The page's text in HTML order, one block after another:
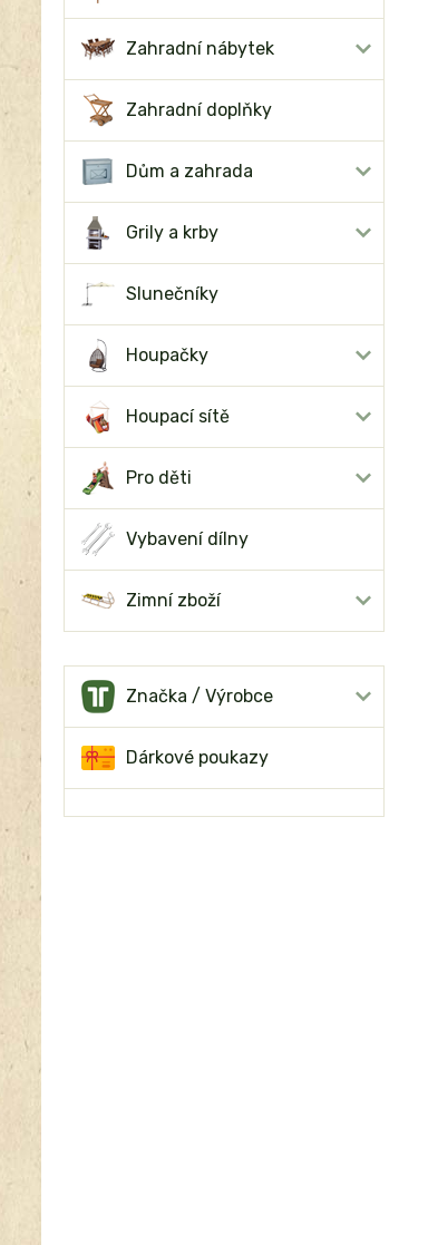
Zahradní nábytek
Zahradní doplňky
Dům a zahrada
Grily a krby
Slunečníky
Houpačky
Houpací sítě
Pro děti
Vybavení dílny
Zimní zboží
Značka / Výrobce
Dárkové poukazy